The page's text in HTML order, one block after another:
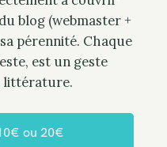
blog (webmaster +
pérennité. Chaque
est un geste
littérature.
ou 20€